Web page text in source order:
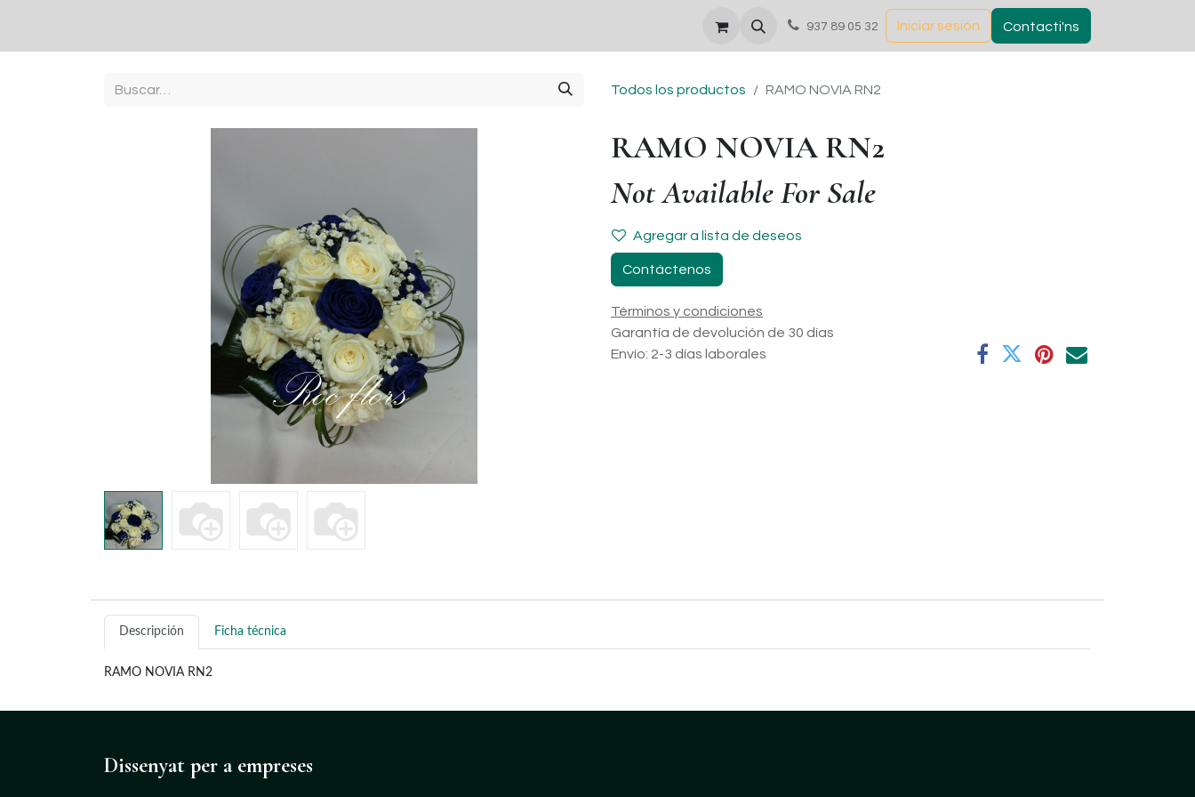
937 89 05 32 Iniciar sesión Contacti'ns
Todos los productos RAMO NOVIA RN2
RAMO NOVIA RN2
Not Available For Sale
Agregar a lista de deseos
Contáctenos
Términos y condiciones
Garantía de devolución de 30 días
Envío: 2-3 días laborales
Descripción Ficha técnica
RAMO NOVIA RN2
Dissenyat per a empreses